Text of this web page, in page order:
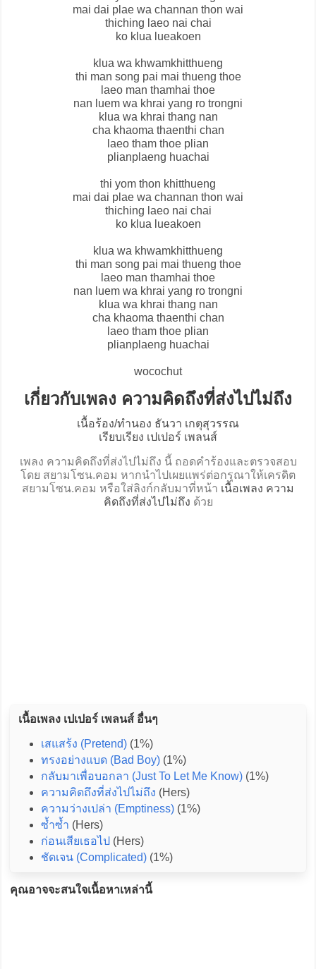
mai dai plae wa channan thon wai
thiching laeo nai chai
ko klua lueakoen
klua wa khwamkhitthueng
thi man song pai mai thueng thoe
laeo man thamhai thoe
nan luem wa khrai yang ro trongni
klua wa khrai thang nan
cha khaoma thaenthi chan
laeo tham thoe plian
plianplaeng huachai
thi yom thon khitthueng
mai dai plae wa channan thon wai
thiching laeo nai chai
ko klua lueakoen
klua wa khwamkhitthueng
thi man song pai mai thueng thoe
laeo man thamhai thoe
nan luem wa khrai yang ro trongni
klua wa khrai thang nan
cha khaoma thaenthi chan
laeo tham thoe plian
plianplaeng huachai
wocochut
เกี่ยวกับเพลง ความคิดถึงที่ส่งไปไม่ถึง
เนื้อร้อง/ทำนอง ธันวา เกตุสุวรรณ
เรียบเรียง เปเปอร์ เพลนส์
เพลง ความคิดถึงที่ส่งไปไม่ถึง นี้ ถอดคำร้องและตรวจสอบ
โดย สยามโซน.คอม หากนำไปเผยแพร่ต่อกรุณาให้เครดิต
สยามโซน.คอม หรือใส่ลิงก์กลับมาที่หน้า เนื้อเพลง ความ
คิดถึงที่ส่งไปไม่ถึง ด้วย
เนื้อเพลง เปเปอร์ เพลนส์ อื่นๆ
เสแสร้ง (Pretend)(1%)
ทรงอย่างแบด (Bad Boy)(1%)
กลับมาเพื่อบอกลา (Just To Let Me Know)(1%)
ความคิดถึงที่ส่งไปไม่ถึง (Hers)
ความว่างเปล่า (Emptiness)(1%)
ซ้ำซ้ำ (Hers)
ก่อนเสียเธอไป (Hers)
ชัดเจน (Complicated)(1%)
คุณอาจจะสนใจเนื้อหาเหล่านี้